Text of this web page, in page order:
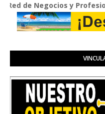
Negocios y Profesionales